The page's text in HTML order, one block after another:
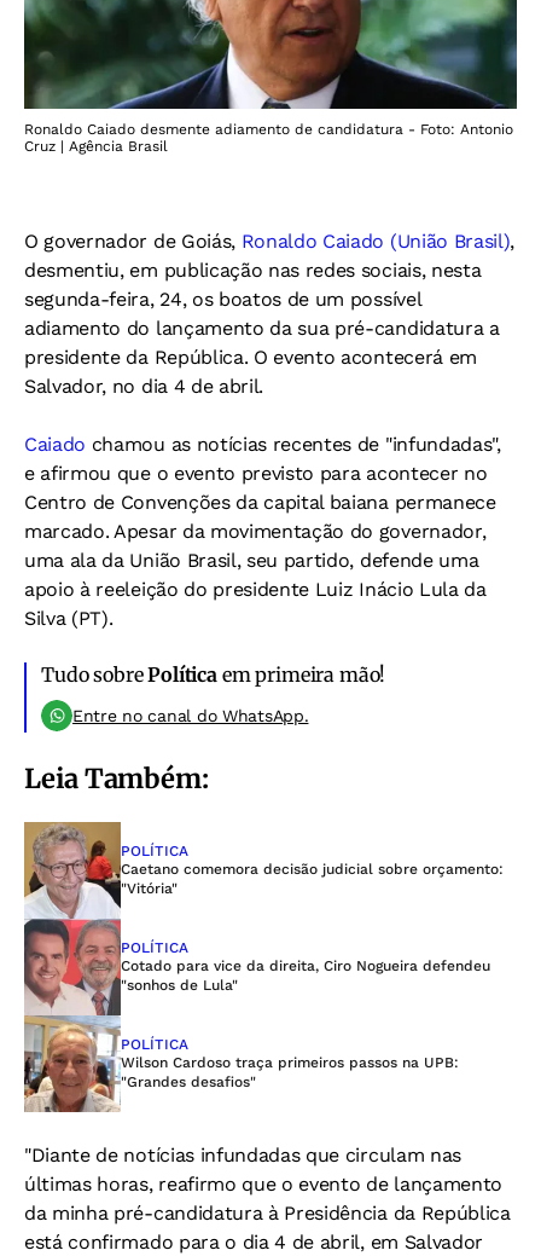
Ronaldo Caiado desmente adiamento de candidatura - Foto: Antonio
Cruz | Agência Brasil
O governador de Goiás, Ronaldo Caiado (União Brasil),
desmentiu, em publicação nas redes sociais, nesta
segunda-feira, 24, os boatos de um possível
adiamento do lançamento da sua pré-candidatura a
presidente da República. O evento acontecerá em
Salvador, no dia 4 de abril.
Caiado chamou as notícias recentes de "infundadas",
e afirmou que o evento previsto para acontecer no
Centro de Convenções da capital baiana permanece
marcado. Apesar da movimentação do governador,
uma ala da União Brasil, seu partido, defende uma
apoio à reeleição do presidente Luiz Inácio Lula da
Silva (PT).
Tudo sobrePolíticaem primeira mão!
Entre no canal do WhatsApp.
Leia Também:
POLÍTICA
Caetano comemora decisão judicial sobre orçamento:
"Vitória"
POLÍTICA
Cotado para vice da direita, Ciro Nogueira defendeu
"sonhos de Lula"
POLÍTICA
Wilson Cardoso traça primeiros passos na UPB:
"Grandes desafios"
"Diante de notícias infundadas que circulam nas
últimas horas, reafirmo que o evento de lançamento
da minha pré-candidatura à Presidência da República
está confirmado para o dia 4 de abril, em Salvador